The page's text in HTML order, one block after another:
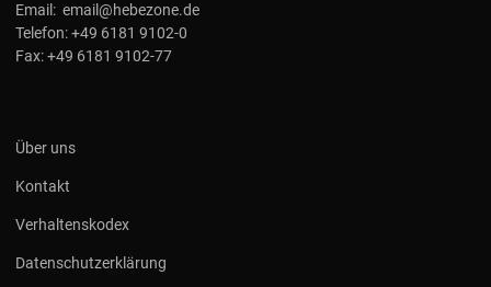
Email: email@hebezone.de
Telefon:+49 6181 9102-0
Fax:+49 6181 9102-77
Über uns
Kontakt
Verhaltenskodex
Datenschutzerklärung